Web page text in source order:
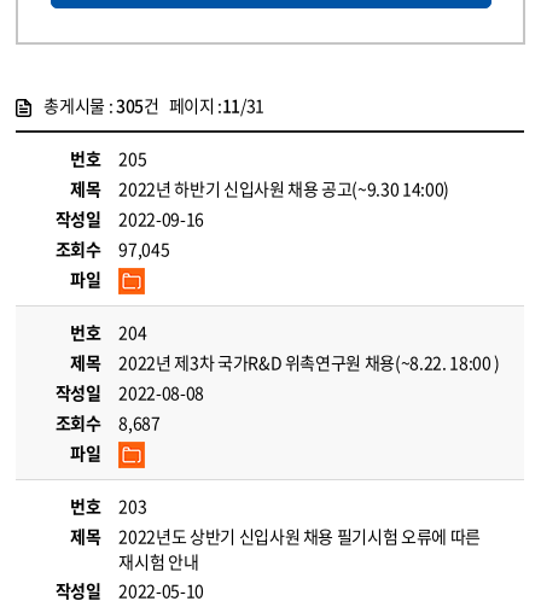
총게시물 :305건 페이지 :11/31
번호
205
제목
2022년 하반기 신입사원 채용 공고(~9.30 14:00)
작성일
2022-09-16
조회수
97,045
파일
번호
204
제목
2022년 제3차 국가R&D 위촉연구원 채용(~8.22. 18:00 )
작성일
2022-08-08
조회수
8,687
파일
번호
203
제목
2022년도 상반기 신입사원 채용 필기시험 오류에 따른
재시험 안내
작성일
2022-05-10